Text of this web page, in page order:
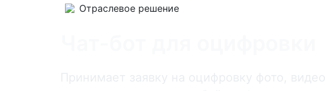
Отраслевое решение